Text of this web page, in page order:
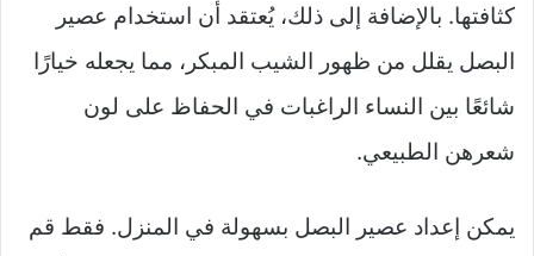
كثافتها. بالإضافة إلى ذلك، يُعتقد أن استخدام عصير
البصل يقلل من ظهور الشيب المبكر، مما يجعله خيارًا
شائعًا بين النساء الراغبات في الحفاظ على لون
شعرهن الطبيعي.
يمكن إعداد عصير البصل بسهولة في المنزل. فقط قم